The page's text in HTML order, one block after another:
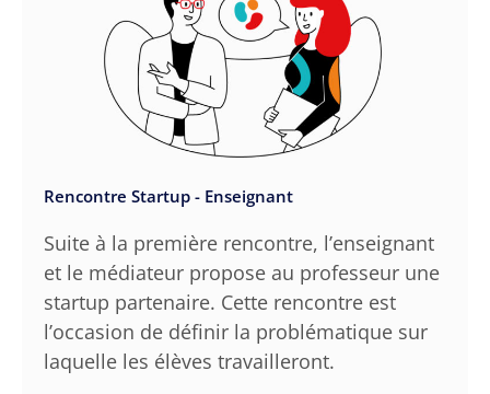
Rencontre Startup - Enseignant
Suite à la première rencontre, l’enseignant
et le médiateur propose au professeur une
startup partenaire. Cette rencontre est
l’occasion de définir la problématique sur
laquelle les élèves travailleront.